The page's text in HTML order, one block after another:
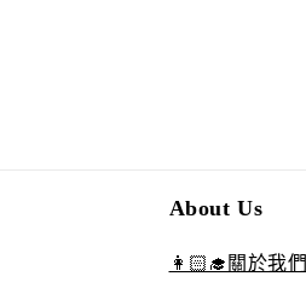
About Us
👩🏻‍🎓關於我們